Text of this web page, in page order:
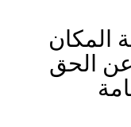
المكان
الحق